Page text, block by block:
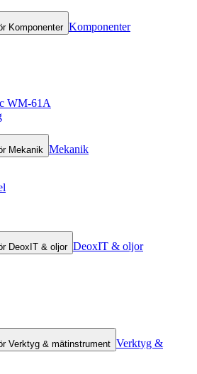
Komponenter Komponenter
WM-61A
Mekanik Mekanik
DeoxIT & oljor DeoxIT & oljor
Verktyg & mätinstrument Verktyg &